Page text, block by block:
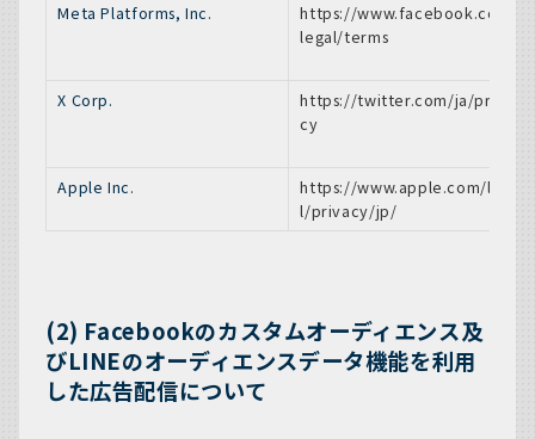
Meta Platforms, Inc.
https://www.facebook.com/
legal/terms
X Corp.
https://twitter.com/ja/priva
cy
Apple Inc.
https://www.apple.com/lega
l/privacy/jp/
(2) Facebookのカスタムオーディエンス及
びLINEのオーディエンスデータ機能を利用
した広告配信について